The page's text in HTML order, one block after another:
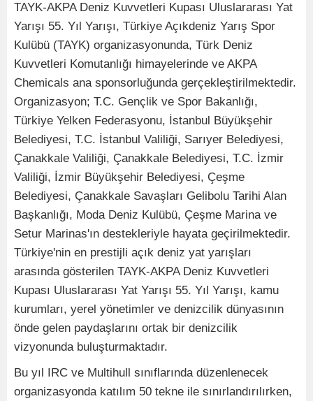
TAYK-AKPA Deniz Kuvvetleri Kupası Uluslararası Yat
Yarışı 55. Yıl Yarışı, Türkiye Açıkdeniz Yarış Spor
Kulübü (TAYK) organizasyonunda, Türk Deniz
Kuvvetleri Komutanlığı himayelerinde ve AKPA
Chemicals ana sponsorluğunda gerçekleştirilmektedir.
Organizasyon; T.C. Gençlik ve Spor Bakanlığı,
Türkiye Yelken Federasyonu, İstanbul Büyükşehir
Belediyesi, T.C. İstanbul Valiliği, Sarıyer Belediyesi,
Çanakkale Valiliği, Çanakkale Belediyesi, T.C. İzmir
Valiliği, İzmir Büyükşehir Belediyesi, Çeşme
Belediyesi, Çanakkale Savaşları Gelibolu Tarihi Alan
Başkanlığı, Moda Deniz Kulübü, Çeşme Marina ve
Setur Marinas'ın destekleriyle hayata geçirilmektedir.
Türkiye'nin en prestijli açık deniz yat yarışları
arasında gösterilen TAYK-AKPA Deniz Kuvvetleri
Kupası Uluslararası Yat Yarışı 55. Yıl Yarışı, kamu
kurumları, yerel yönetimler ve denizcilik dünyasının
önde gelen paydaşlarını ortak bir denizcilik
vizyonunda buluşturmaktadır.
Bu yıl IRC ve Multihull sınıflarında düzenlenecek
organizasyonda katılım 50 tekne ile sınırlandırılırken,